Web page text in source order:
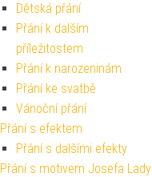
Dětská přání
Přání k dalším
příležitostem
Přání k narozeninám
Přání ke svatbě
Vánoční přání
Přání s efektem
Přání s dalšími efekty
Přání s motivem Josefa Lady